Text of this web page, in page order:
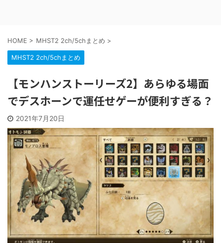
HOME > MHST2 2ch/5chまとめ >
MHST2 2ch/5chまとめ
【モンハンストーリーズ2】あらゆる場面
でデスホーンで運任せゲーが便利すぎる？
2021年7月20日